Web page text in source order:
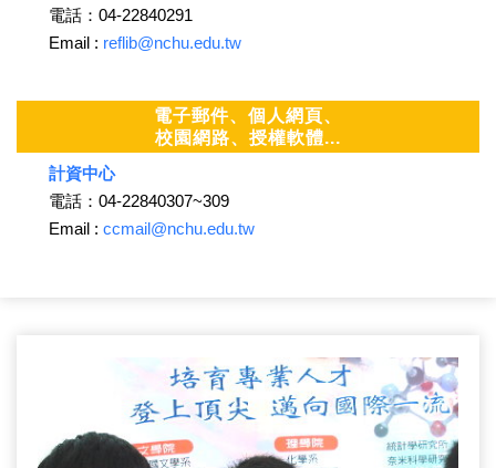
電話：04-22840291
Email : reflib@nchu.edu.tw
電子郵件、個人網頁、
校園網路、授權軟體...
計資中心
電話：04-22840307~309
Email : ccmail@nchu.edu.tw